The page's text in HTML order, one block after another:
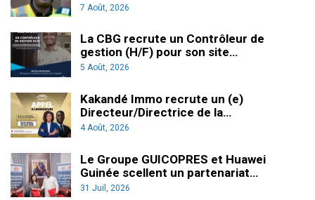
7 Août, 2026
La CBG recrute un Contrôleur de
gestion (H/F) pour son site…
5 Août, 2026
Kakandé Immo recrute un (e)
Directeur/Directrice de la…
4 Août, 2026
Le Groupe GUICOPRES et Huawei
Guinée scellent un partenariat…
31 Juil, 2026